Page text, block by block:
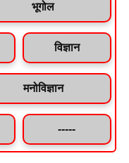
भूगोल
विज्ञान
मनोविज्ञान
-----